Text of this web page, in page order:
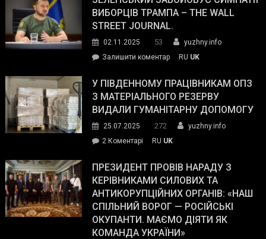
ВИБОРЦІВ ТРАМПА – THE WALL
STREET JOURNAL.
02.11.2025 53
yuzhny.info
Залишити коментарon
завойовує
симпатії
виборців
The
Street
Journal.
RU UK
У ПІВДЕННОМУ ПРАЦІВНИКАМ ОПЗ
З МАТЕРІАЛЬНОГО РЕЗЕРВУ
ВИДАЛИ ГУМАНІТАРНУ ДОПОМОГУ
25.07.2025 272
yuzhny.info
2 Коментарі
Південному
працівникам
ОПЗ
з
матеріального
резерву
RU UK
ПРЕЗИДЕНТ ПРОВІВ НАРАДУ З
КЕРІВНИКАМИ СИЛОВИХ ТА
АНТИКОРУПЦІЙНИХ ОРГАНІВ: «НАШ
СПІЛЬНИЙ ВОРОГ — РОСІЙСЬКІ
ОКУПАНТИ. МАЄМО ДІЯТИ ЯК
КОМАНДА УКРАЇНИ»